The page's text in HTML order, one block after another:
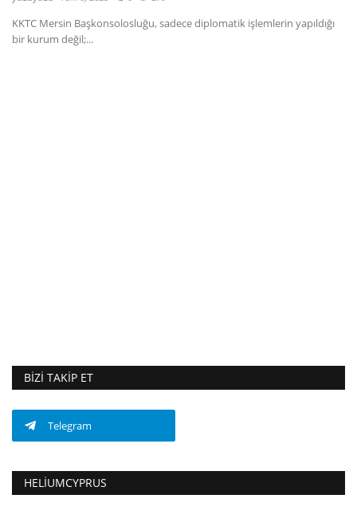
Dil
KKTC Mersin Başkonsolosluğu, sadece diplomatik işlemlerin yapıldığı
bir kurum değil;...
BIZI TAKIP ET
Telegram
HELIUMCYPRUS